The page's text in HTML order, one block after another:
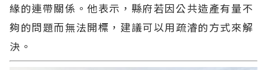
緣的連帶關係。他表示，縣府若因公共造產有量不
夠的問題而無法開標，建議可以用疏濬的方式來解
決。